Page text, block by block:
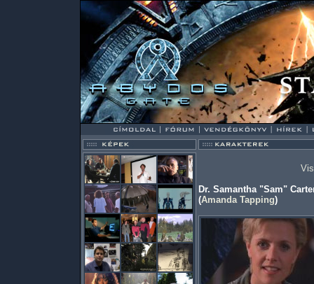
Dr. Samantha "Sam"
(Amanda Tapping)